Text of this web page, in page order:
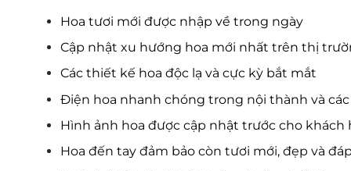
Hoa tươi mới được nhập về trong ngày
Cập nhật xu hướng hoa mới nhất trên thị
Các thiết kế hoa độc lạ và cực kỳ bắt mắt
Điện hoa nhanh chóng trong nội thành và
Hình ảnh hoa được cập nhật trước cho khách
Hoa đến tay đảm bảo còn tươi mới, đẹp và